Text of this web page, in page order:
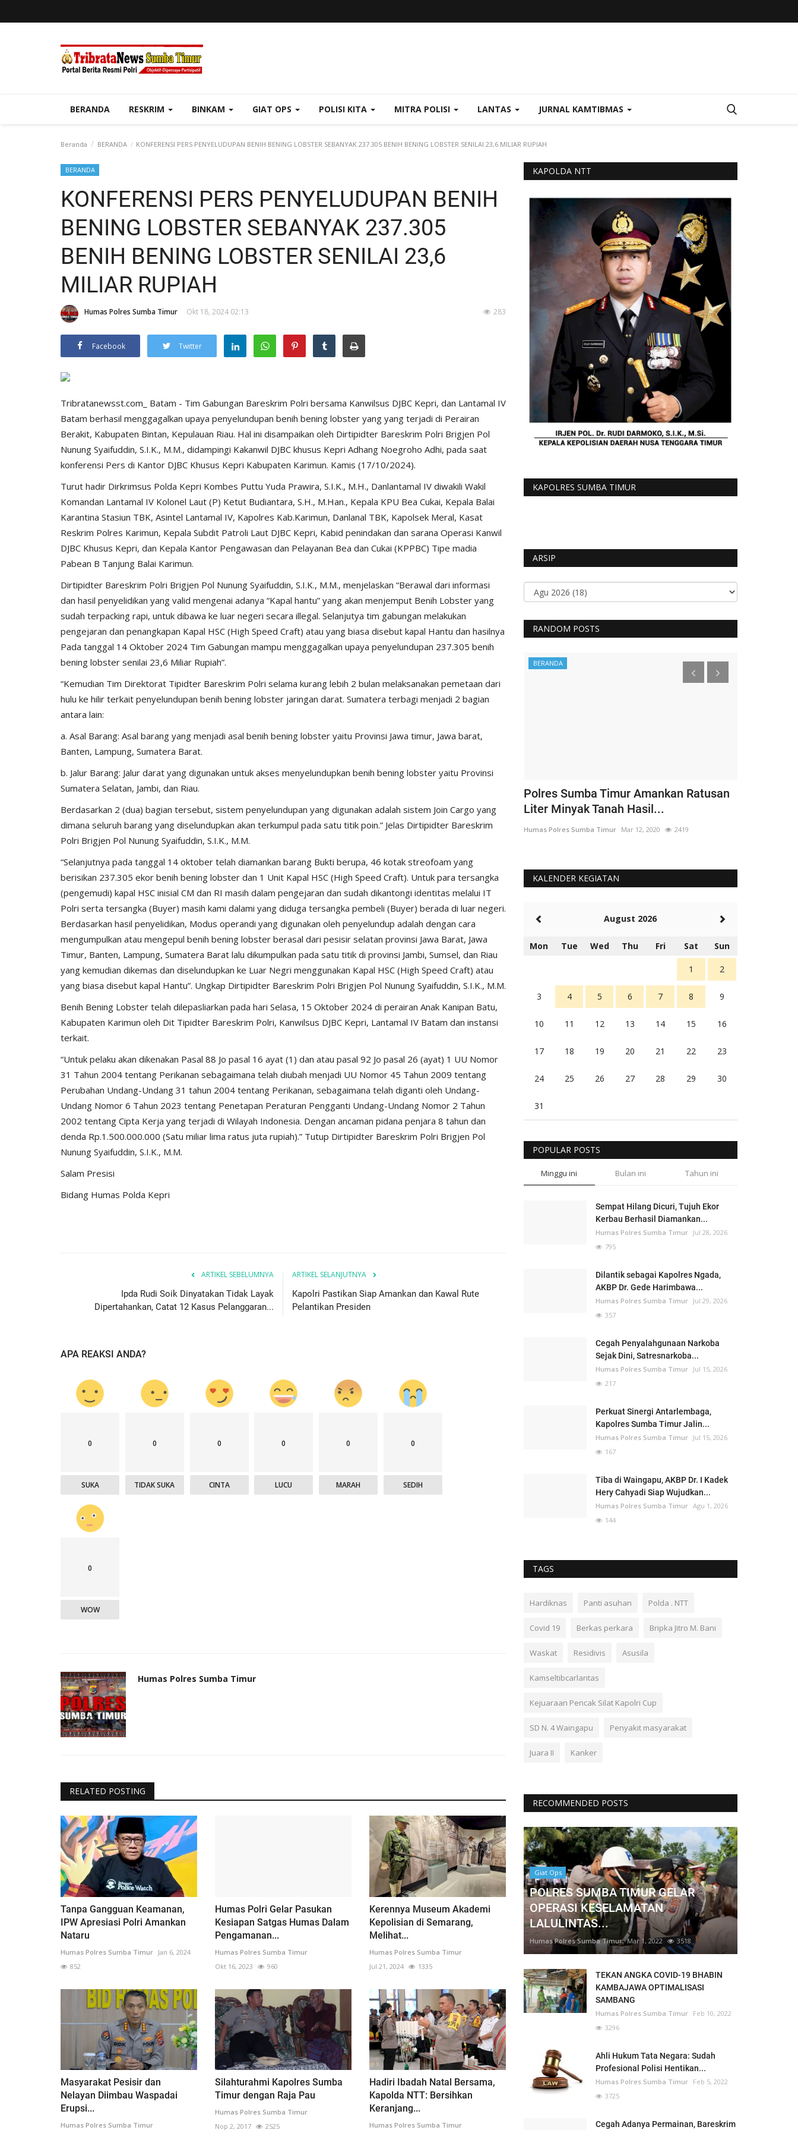
BERANDA RESKRIM BINKAM GIAT OPS POLISI KITA MITRA POLISI LANTAS JURNAL KAMTIBMAS
Beranda BERANDA KONFERENSI PERS PENYELUDUPAN BENIH BENING LOBSTER SEBANYAK 237.305 BENIH BENING LOBSTER SENILAI 23,6 MILIAR RUPIAH
BERANDA
KONFERENSI PERS PENYELUDUPAN BENIH
BENING LOBSTER SEBANYAK 237.305
BENIH BENING LOBSTER SENILAI 23,6
MILIAR RUPIAH
Humas Polres Sumba Timur Okt 18, 2024 02:13 283
Facebook Twitter
Tribratanewsst.com_ Batam - Tim Gabungan Bareskrim Polri bersama Kanwilsus DJBC Kepri, dan Lantamal IV
Batam berhasil menggagalkan upaya penyelundupan benih bening lobster yang yang terjadi di Perairan
Berakit, Kabupaten Bintan, Kepulauan Riau. Hal ini disampaikan oleh Dirtipidter Bareskrim Polri Brigjen Pol
Nunung Syaifuddin, S.I.K., M.M., didampingi Kakanwil DJBC khusus Kepri Adhang Noegroho Adhi, pada saat
konferensi Pers di Kantor DJBC Khusus Kepri Kabupaten Karimun. Kamis (17/10/2024).
Turut hadir Dirkrimsus Polda Kepri Kombes Puttu Yuda Prawira, S.I.K., M.H., Danlantamal IV diwakili Wakil
Komandan Lantamal IV Kolonel Laut (P) Ketut Budiantara, S.H., M.Han., Kepala KPU Bea Cukai, Kepala Balai
Karantina Stasiun TBK, Asintel Lantamal IV, Kapolres Kab.Karimun, Danlanal TBK, Kapolsek Meral, Kasat
Reskrim Polres Karimun, Kepala Subdit Patroli Laut DJBC Kepri, Kabid penindakan dan sarana Operasi Kanwil
DJBC Khusus Kepri, dan Kepala Kantor Pengawasan dan Pelayanan Bea dan Cukai (KPPBC) Tipe madia
Pabean B Tanjung Balai Karimun.
Dirtipidter Bareskrim Polri Brigjen Pol Nunung Syaifuddin, S.I.K., M.M., menjelaskan “Berawal dari informasi
dan hasil penyelidikan yang valid mengenai adanya “Kapal hantu” yang akan menjemput Benih Lobster yang
sudah terpacking rapi, untuk dibawa ke luar negeri secara illegal. Selanjutya tim gabungan melakukan
pengejaran dan penangkapan Kapal HSC (High Speed Craft) atau yang biasa disebut kapal Hantu dan hasilnya
Pada tanggal 14 Oktober 2024 Tim Gabungan mampu menggagalkan upaya penyelundupan 237.305 benih
bening lobster senilai 23,6 Miliar Rupiah”.
“Kemudian Tim Direktorat Tipidter Bareskrim Polri selama kurang lebih 2 bulan melaksanakan pemetaan dari
hulu ke hilir terkait penyelundupan benih bening lobster jaringan darat. Sumatera terbagi menjadi 2 bagian
antara lain:
a. Asal Barang: Asal barang yang menjadi asal benih bening lobster yaitu Provinsi Jawa timur, Jawa barat,
Banten, Lampung, Sumatera Barat.
b. Jalur Barang: Jalur darat yang digunakan untuk akses menyelundupkan benih bening lobster yaitu Provinsi
Sumatera Selatan, Jambi, dan Riau.
Berdasarkan 2 (dua) bagian tersebut, sistem penyelundupan yang digunakan adalah sistem Join Cargo yang
dimana seluruh barang yang diselundupkan akan terkumpul pada satu titik poin.” Jelas Dirtipidter Bareskrim
Polri Brigjen Pol Nunung Syaifuddin, S.I.K., M.M.
“Selanjutnya pada tanggal 14 oktober telah diamankan barang Bukti berupa, 46 kotak streofoam yang
berisikan 237.305 ekor benih bening lobster dan 1 Unit Kapal HSC (High Speed Craft). Untuk para tersangka
(pengemudi) kapal HSC inisial CM dan RI masih dalam pengejaran dan sudah dikantongi identitas melalui IT
Polri serta tersangka (Buyer) masih kami dalami yang diduga tersangka pembeli (Buyer) berada di luar negeri.
Berdasarkan hasil penyelidikan, Modus operandi yang digunakan oleh penyelundup adalah dengan cara
mengumpulkan atau mengepul benih bening lobster berasal dari pesisir selatan provinsi Jawa Barat, Jawa
Timur, Banten, Lampung, Sumatera Barat lalu dikumpulkan pada satu titik di provinsi Jambi, Sumsel, dan Riau
yang kemudian dikemas dan diselundupkan ke Luar Negri menggunakan Kapal HSC (High Speed Craft) atau
yang biasa disebut kapal Hantu”. Ungkap Dirtipidter Bareskrim Polri Brigjen Pol Nunung Syaifuddin, S.I.K., M.M.
Benih Bening Lobster telah dilepasliarkan pada hari Selasa, 15 Oktober 2024 di perairan Anak Kanipan Batu,
Kabupaten Karimun oleh Dit Tipidter Bareskrim Polri, Kanwilsus DJBC Kepri, Lantamal IV Batam dan instansi
terkait.
“Untuk pelaku akan dikenakan Pasal 88 Jo pasal 16 ayat (1) dan atau pasal 92 Jo pasal 26 (ayat) 1 UU Nomor
31 Tahun 2004 tentang Perikanan sebagaimana telah diubah menjadi UU Nomor 45 Tahun 2009 tentang
Perubahan Undang-Undang 31 tahun 2004 tentang Perikanan, sebagaimana telah diganti oleh Undang-
Undang Nomor 6 Tahun 2023 tentang Penetapan Peraturan Pengganti Undang-Undang Nomor 2 Tahun
2002 tentang Cipta Kerja yang terjadi di Wilayah Indonesia. Dengan ancaman pidana penjara 8 tahun dan
denda Rp.1.500.000.000 (Satu miliar lima ratus juta rupiah).” Tutup Dirtipidter Bareskrim Polri Brigjen Pol
Nunung Syaifuddin, S.I.K., M.M.
Salam Presisi
Bidang Humas Polda Kepri
ARTIKEL SEBELUMNYA
Ipda Rudi Soik Dinyatakan Tidak Layak
Dipertahankan, Catat 12 Kasus Pelanggaran...
ARTIKEL SELANJUTNYA
Kapolri Pastikan Siap Amankan dan Kawal Rute
Pelantikan Presiden
APA REAKSI ANDA?
0
SUKA
0
TIDAK SUKA
0
CINTA
0
LUCU
0
MARAH
0
SEDIH
0
WOW
Humas Polres Sumba Timur
RELATED POSTING
Tanpa Gangguan Keamanan,
IPW Apresiasi Polri Amankan
Nataru
Humas Polres Sumba Timur Jan 6, 2024
852
Humas Polri Gelar Pasukan
Kesiapan Satgas Humas Dalam
Pengamanan...
Humas Polres Sumba Timur
Okt 16, 2023
960
Kerennya Museum Akademi
Kepolisian di Semarang,
Melihat...
Humas Polres Sumba Timur
Jul 21, 2024
1335
Masyarakat Pesisir dan
Nelayan Diimbau Waspadai
Erupsi...
Humas Polres Sumba Timur
Silahturahmi Kapolres Sumba
Timur dengan Raja Pau
Humas Polres Sumba Timur
Nop 2, 2017
2525
Hadiri Ibadah Natal Bersama,
Kapolda NTT: Bersihkan
Keranjang...
Humas Polres Sumba Timur
KAPOLDA NTT
KAPOLRES SUMBA TIMUR
ARSIP
RANDOM POSTS
BERANDA
Polres Sumba Timur Terus Dukung
Ketahanan Pangan Melalui...
Humas Polres Sumba Timur Jan 16, 2025 793
Sumba Timur Beri Arahan...
Humas Polres Sumba Timur Agu 23, 2016 2028
BERANDA
Polres Sumba Timur Amankan Ratusan
Liter Minyak Tanah Hasil...
Humas Polres Sumba Timur Mar 12, 2020 2419
KALENDER KEGIATAN
August 2026
Mon Tue Wed Thu Fri Sat Sun
1 2
3 4 5 6 7 8 9
10 11 12 13 14 15 16
17 18 19 20 21 22 23
24 25 26 27 28 29 30
31
POPULAR POSTS
Minggu ini Bulan ini Tahun ini
Sempat Hilang Dicuri, Tujuh Ekor
Kerbau Berhasil Diamankan...
Humas Polres Sumba Timur Jul 28, 2026
795
Dilantik sebagai Kapolres Ngada,
AKBP Dr. Gede Harimbawa...
Humas Polres Sumba Timur Jul 29, 2026
357
Cegah Penyalahgunaan Narkoba
Sejak Dini, Satresnarkoba...
Humas Polres Sumba Timur Jul 15, 2026
217
Perkuat Sinergi Antarlembaga,
Kapolres Sumba Timur Jalin...
Humas Polres Sumba Timur Jul 15, 2026
167
Tiba di Waingapu, AKBP Dr. I Kadek
Hery Cahyadi Siap Wujudkan...
Humas Polres Sumba Timur Agu 1, 2026
144
TAGS
Hardiknas Panti asuhan Polda . NTT
Covid 19 Berkas perkara Bripka Jitro M. Bani
Waskat Residivis Asusila
Kamseltibcarlantas
Kejuaraan Pencak Silat Kapolri Cup
SD N. 4 Waingapu Penyakit masyarakat
Juara II Kanker
RECOMMENDED POSTS
Giat Ops
POLRES SUMBA TIMUR GELAR
OPERASI KESELAMATAN
LALULINTAS...
Humas Polres Sumba Timur Mar 1, 2022 3518
TEKAN ANGKA COVID-19 BHABIN
KAMBAJAWA OPTIMALISASI
SAMBANG
Humas Polres Sumba Timur Feb 10, 2022
3296
Ahli Hukum Tata Negara: Sudah
Profesional Polisi Hentikan...
Humas Polres Sumba Timur Feb 5, 2022
3725
Cegah Adanya Permainan, Bareskrim